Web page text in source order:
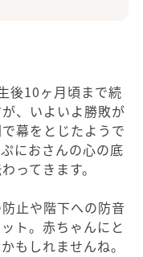
後10ヶ月頃まで続
、いよいよ勝敗が
幕をとじたようで
におさんの心の底
ってきます。
止や階下への防音
ト。赤ちゃんにと
もしれませんね。